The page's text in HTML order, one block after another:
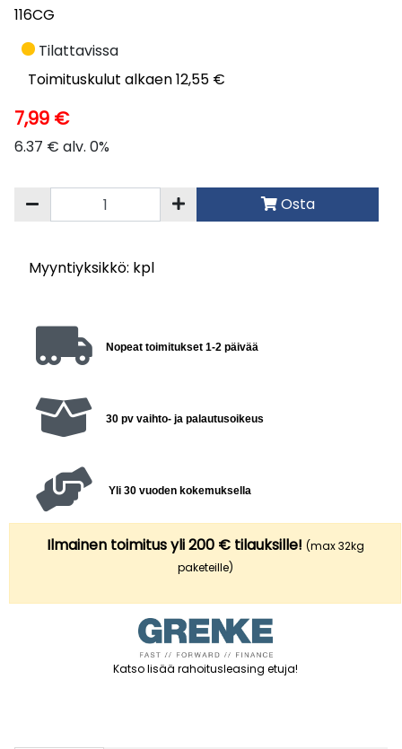
116CG
Tilattavissa
Toimituskulut alkaen 12,55 €
7,99 €
6.37 € alv. 0%
Osta
Myyntiyksikkö: kpl
Nopeat toimitukset 1-2 päivää
30 pv vaihto- ja palautusoikeus
Yli 30 vuoden kokemuksella
Ilmainen toimitus yli 200 € tilauksille! (max 32kg
paketeille)
Katso lisää rahoitusleasing etuja!